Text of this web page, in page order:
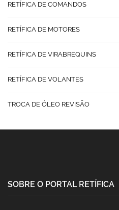
RETÍFICA DE COMANDOS
RETÍFICA DE MOTORES
RETÍFICA DE VIRABREQUINS
RETÍFICA DE VOLANTES
TROCA DE ÓLEO REVISÃO
SOBRE O PORTAL RETÍFICA